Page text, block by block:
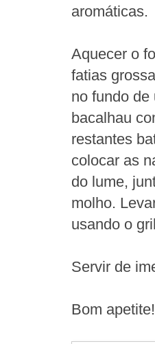
aromáticas.
Aquecer o
fatias
no fundo de
bacalhau
restantes
colocar as
do lume,
molho.
usando o
Servir de
Bom apetite!